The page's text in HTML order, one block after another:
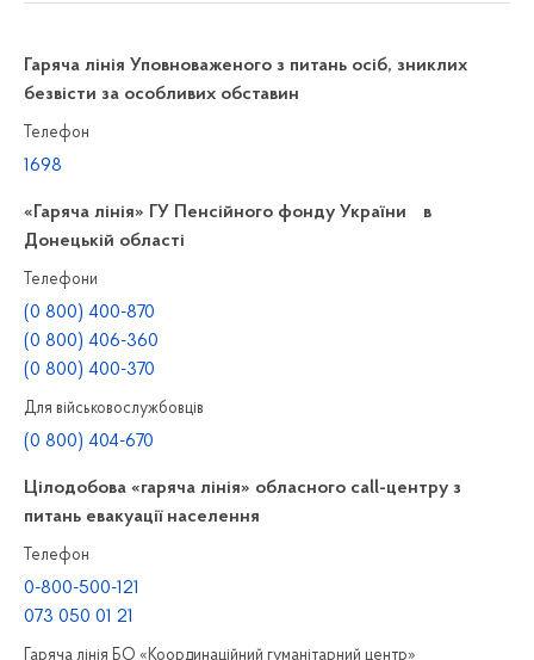
Гаряча лінія Уповноваженого з питань осіб, зниклих
безвісти за особливих обставин
Телефон
1698
«Гаряча лінія» ГУ Пенсійного фонду України в
Донецькій області
Телефони
(0 800) 400-870
(0 800) 406-360
(0 800) 400-370
Для військовослужбовців
(0 800) 404-670
Цілодобова «гаряча лінія» обласного call-центру з
питань евакуації населення
Телефон
0-800-500-121
073 050 01 21
Гаряча лінія БО «Координаційний гуманітарний центр»